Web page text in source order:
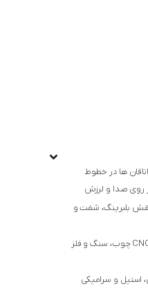
ها در خطوط
صدا و لرزش
بلبرینگ، شفت و
بلبرینگ مناسب دستگاه CNC چوب، سنگ و فلز
استیل و سرامیکی